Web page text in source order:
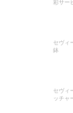
彩サー
セヴィ
鉢
セヴィ
ッチャ